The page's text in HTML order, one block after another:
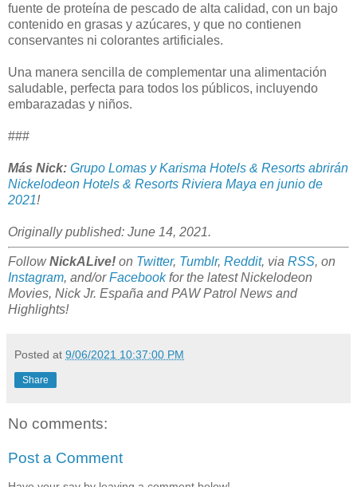
fuente de proteína de pescado de alta calidad, con un bajo
contenido en grasas y azúcares, y que no contienen
conservantes ni colorantes artificiales.
Una manera sencilla de complementar una alimentación
saludable, perfecta para todos los públicos, incluyendo
embarazadas y niños.
###
Más Nick: Grupo Lomas y Karisma Hotels & Resorts abrirán
Nickelodeon Hotels & Resorts Riviera Maya en junio de
2021!
Originally published: June 14, 2021.
FollowNickALive! on Twitter, Tumblr, Reddit, via RSS, on
Instagram, and/orFacebookfor the latest Nickelodeon
Movies, Nick Jr. España and PAW Patrol News and
Highlights!
Posted at 9/06/2021 10:37:00 PM
Share
No comments:
Post a Comment